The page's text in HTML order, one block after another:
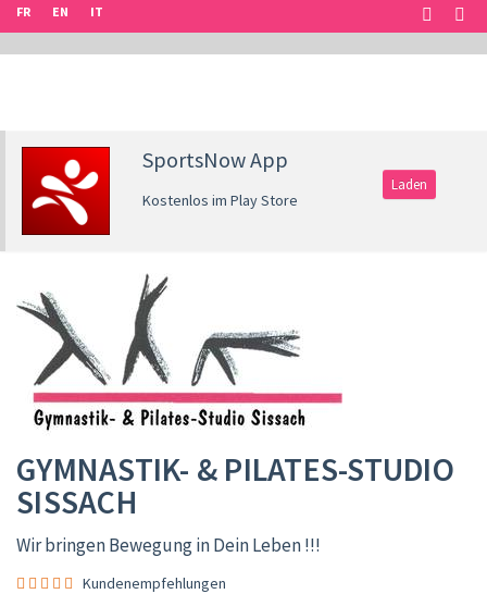
FR EN IT
SportsNow App
Kostenlos im Play Store
Laden
GYMNASTIK- & PILATES-STUDIO
SISSACH
Wir bringen Bewegung in Dein Leben !!!
Kundenempfehlungen